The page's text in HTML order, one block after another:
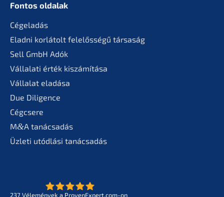
Fontos oldalak
Cégela­dás
Eladni korlá­tolt felelős­sé­gű társaság
Sell GmbH Adók
Vállala­ti érték kiszámítása
Válla­lat eladása
Due Diligence
Cégcse­re
M&A tanác­sa­dás
Üzleti utódlá­si tanácsadás
237 Vélemé­ny­ek a ProvenExpert.com-on